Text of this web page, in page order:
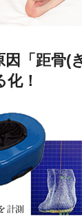
因「距骨(
！